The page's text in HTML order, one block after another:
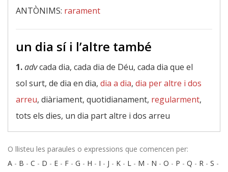
ANTÒNIMS: rarament
un dia sí i l’altre també
1.advcada dia, cada dia de Déu, cada dia que el
sol surt, de dia en dia, dia a dia, dia per altre i dos
arreu, diàriament, quotidianament, regularment,
tots els dies, un dia part altre i dos arreu
O llisteu les paraules o expressions que comencen per:
A - B - C - D - E - F - G - H - I - J - K - L - M - N - O - P - Q - R - S -